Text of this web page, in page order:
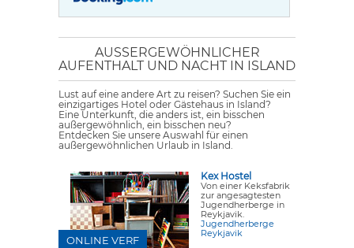
AUSSERGEWÖHNLICHER A
UFENTHALT UND NACHT IN ISLAND
Lust auf eine andere Art zu reisen? Suchen Sie ein
einzigartiges Hotel oder Gästehaus in Island?
Eine Unterkunft, die anders ist, ein bisschen
außergewöhnlich, ein bisschen neu?
Entdecken Sie unsere Auswahl für einen
außergewöhnlichen Urlaub in Island.
Kex Hostel
Von einer Keksfabrik
zur angesagtesten
Jugendherberge in
Reykjavik.
Jugendherberge
Reykjavik
ONLINE VERF